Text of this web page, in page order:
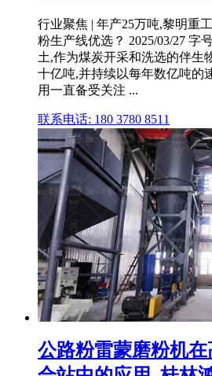
行业聚焦 | 年产25万吨,黎明重
粉生产线优选？ 2025/03/27 字
土,作为煤炭开采和洗选的伴生
十亿吨,并持续以每年数亿吨的
用一直备受关注 ...
联系电话: 180 3780 8511
公路粉雷蒙磨粉机